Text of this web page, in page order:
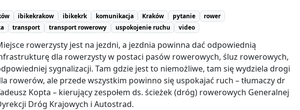
ibikekrakow ibikekrk komunikacja Kraków pytanie
rower
transport transport rowerowy uspokojenie ruchu video
rowerzysty jest na jezdni, a jezdnia powinna dać odpowiednią
dla rowerzysty w postaci pasów rowerowych, śluz rowerowych,
sygnalizacji. Tam gdzie jest to niemożliwe, tam się wydziela drogi
rowerów, ale przede wszystkim powinno się uspokajać ruch – tłumaczy dr
Kopta – kierujący zespołem ds. ścieżek (dróg) rowerowych Generalnej
Dróg Krajowych i Autostrad.